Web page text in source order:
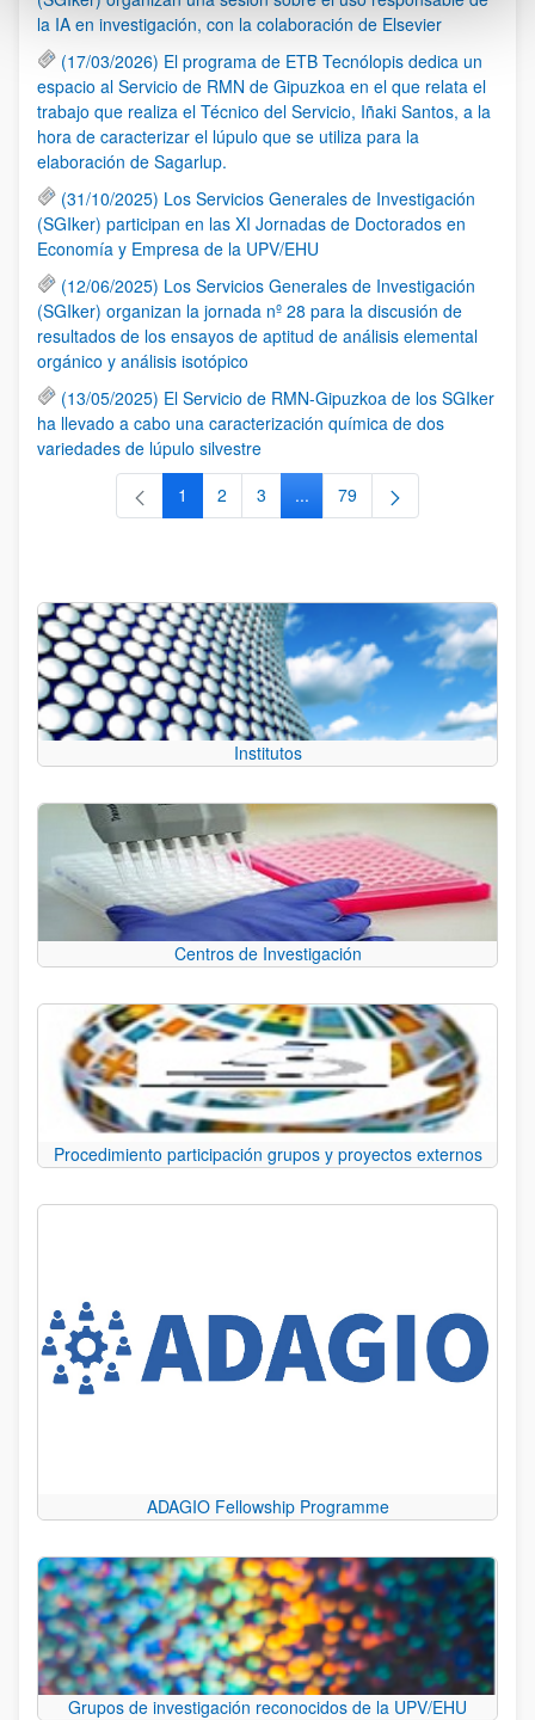
la IA en investigación, con la colaboración de Elsevier
(17/03/2026) El programa de ETB Tecnólopis dedica un
espacio al Servicio de RMN de Gipuzkoa en el que relata el
trabajo que realiza el Técnico del Servicio, Iñaki Santos, a la
hora de caracterizar el lúpulo que se utiliza para la
elaboración de Sagarlup.
(31/10/2025) Los Servicios Generales de Investigación
(SGIker) participan en las XI Jornadas de Doctorados en
Economía y Empresa de la UPV/EHU
(12/06/2025) Los Servicios Generales de Investigación
(SGIker) organizan la jornada nº 28 para la discusión de
resultados de los ensayos de aptitud de análisis elemental
orgánico y análisis isotópico
(13/05/2025) El Servicio de RMN-Gipuzkoa de los SGIker
ha llevado a cabo una caracterización química de dos
variedades de lúpulo silvestre
Página
1 Página
2 Página
3 ...Páginas intermedias Use TAB
Página
79
Institutos
Centros de Investigación
Procedimiento participación grupos y proyectos externos
ADAGIO Fellowship Programme
Grupos de investigación reconocidos de la UPV/EHU